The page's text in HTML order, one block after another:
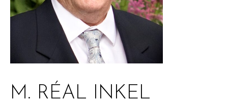
M. RÉAL INKEL